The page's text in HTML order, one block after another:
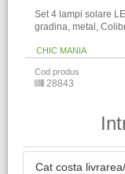
Set 4 lampi solare
gradina, metal,
CHIC MANIA
Cod produs
28843
Cat costa